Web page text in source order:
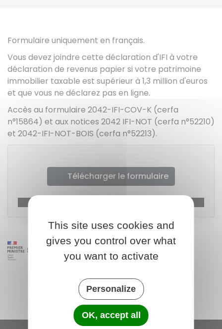
Formulaire uniquement en français.
Vous devez joindre cette déclaration d'IFI à votre
déclaration de revenus papier si votre patrimoine
immobilier taxable est supérieur à 1,3 million d'euros
et que vous ne déclarez pas en ligne.
Accès au formulaire 2042-IFI-COV-K (cerfa
n°15864) et aux notices 2042 IFI-NOT (cerfa n°52210)
et 2042-IFI-NOT-BOIS (cerfa n°52213).
Télécharger le formulaire
This site uses cookies and
gives you control over what
you want to activate
Personalize
OK, accept all